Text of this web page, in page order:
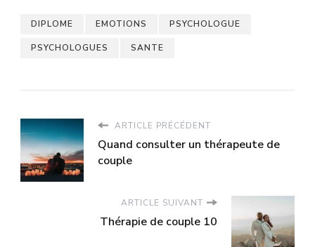
DIPLOME EMOTIONS PSYCHOLOGUE
PSYCHOLOGUES SANTE
ARTICLE PRÉCÉDENT
Quand consulter un thérapeute de
couple
ARTICLE SUIVANT
Thérapie de couple 10